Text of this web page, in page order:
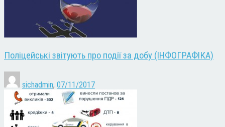
Поліцейські звітують про події за добу (ІНФОГРАФІКА)
sichadmin, 07/11/2017